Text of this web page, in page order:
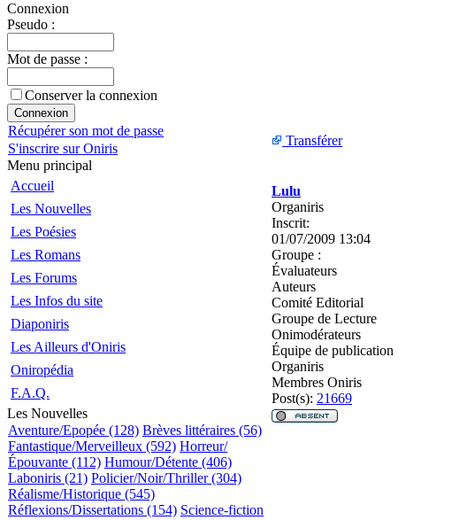
Connexion
Pseudo :
Mot de passe :
Conserver la connexion
Récupérer son mot de passe
S'inscrire sur Oniris
Menu principal
Accueil
Les Nouvelles
Les Poésies
Les Romans
Les Forums
Les Infos du site
Diaponiris
Les Ailleurs d'Oniris
Oniropédia
F.A.Q.
Les Nouvelles
Aventure/Epopée (128) Brèves littéraires (56)
Fantastique/Merveilleux (592) Horreur/
Épouvante (112) Humour/Détente (406)
Laboniris (21) Policier/Noir/Thriller (304)
Réalisme/Historique (545)
Réflexions/Dissertations (154) Science-fiction
Transférer
Lulu
Organiris
Inscrit:
01/07/2009 13:04
Groupe :
Évaluateurs
Auteurs
Comité Editorial
Groupe de Lecture
Onimodérateurs
Équipe de publication
Organiris
Membres Oniris
Post(s): 21669